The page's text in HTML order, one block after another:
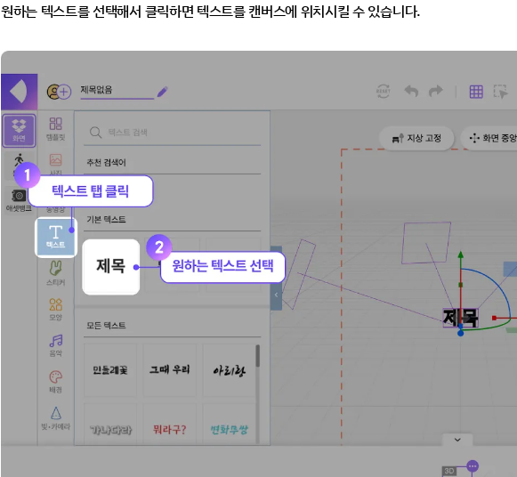
원하는 텍스트를 선택해서 클릭하면 텍스트를 캔버스에 위치시킬 수 있습니다.